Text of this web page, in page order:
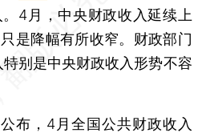
4月，中央财政收入延续上
是降幅有所收窄。财政部门
别是中央财政收入形势不容
，4月全国公共财政收入